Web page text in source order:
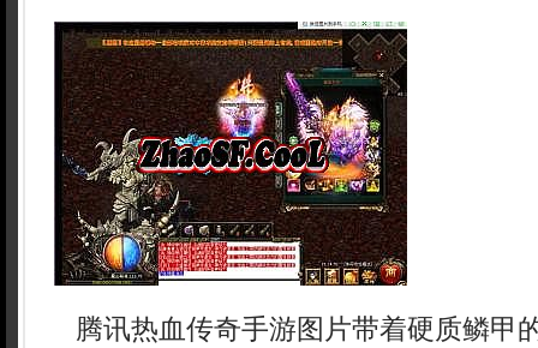
腾讯热血传奇手游图片带着硬质鳞甲